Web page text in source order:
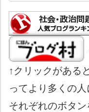
↑クリックがある
ってより多くの
それぞれのボタ